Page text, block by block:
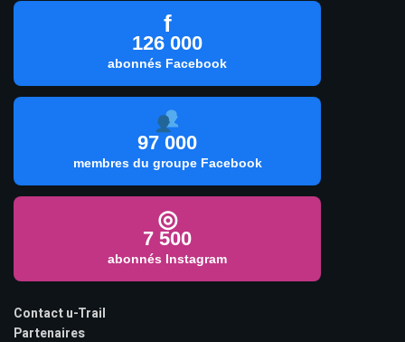
f
126 000
abonnés Facebook
97 000
membres du groupe Facebook
◎
7 500
abonnés Instagram
Contact u-Trail
Partenaires